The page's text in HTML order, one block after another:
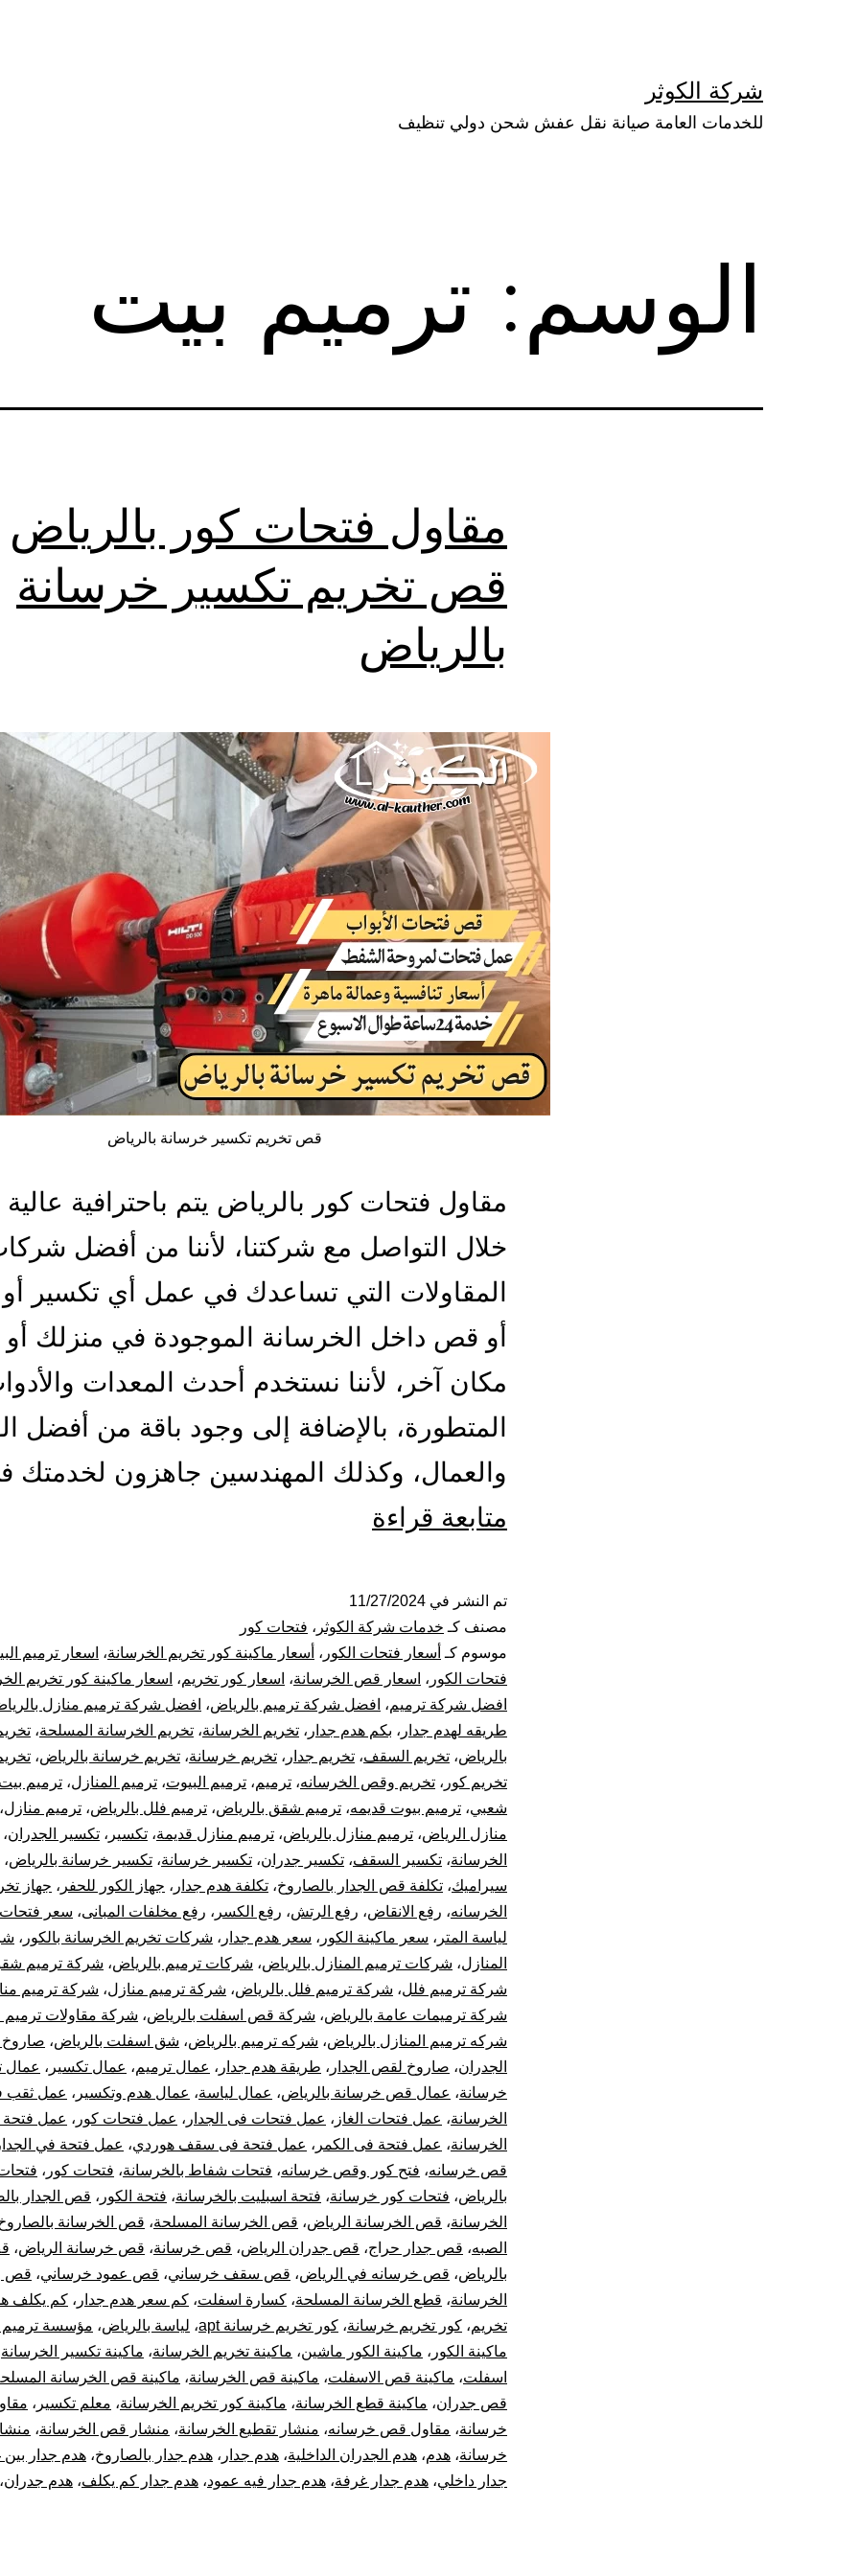
شركة الكوثر
للخدمات العامة صيانة نقل عفش شحن دولي تنظيف
الوسم: ترميم بيت
مقاول فتحات كور بالرياض
قص تخريم تكسير خرسانة
بالرياض
قص تخريم تكسير خرسانة بالرياض
مقاول فتحات كور بالرياض يتم باحترافية
خلال التواصل مع شركتنا، لأننا من أفضل
المقاولات التي تساعدك في عمل أي تكسير
أو قص داخل الخرسانة الموجودة في منزلك
مكان آخر، لأننا نستخدم أحدث المعدات
المتطورة، بالإضافة إلى وجود باقة من أفضل
والعمال، وكذلك المهندسين جاهزون
متابعة قراءة
كور
بالرياض
قص
تخريم
تكسير
خرسانة
بالرياض
تم النشر في 11/27/2024
مصنف كـ خدمات شركة الكوثر ، فتحات كور
موسوم كـ أسعار فتحات الكور ، أسعار ماكينة كور تخريم الخرسانة، اسعار ترميم
فتحات الكور ، اسعار قص الخرسانة، اسعار كور تخريم، اسعار ماكينة كور تخريم
افضل شركة ترميم، افضل شركة ترميم بالرياض، افضل شركة ترميم منازل
طريقه لهدم جدار ، بكم هدم جدار ، تخريم الخرسانة، تخريم الخرسانة المسلحة،
بالرياض، تخريم السقف، تخريم جدار ، تخريم خرسانة، تخريم خرسانة بالرياض،
تخريم كور ، تخريم وقص الخرسانه، ترميم، ترميم البيوت، ترميم المنازل، ترميم
شعبي، ترميم بيوت قديمه، ترميم شقق بالرياض، ترميم فلل بالرياض، ترميم منازل
منازل الرياض، ترميم منازل بالرياض، ترميم منازل قديمة، تكسير ، تكسير الجدران،
الخرسانة، تكسير السقف، تكسير جدران، تكسير خرسانة، تكسير خرسانة بالرياض،
سيراميك، تكلفة قص الجدار بالصاروخ، تكلفة هدم جدار ، جهاز الكور للحفر ، جهاز
الخرسانه، رفع الانقاض، رفع الرتش، رفع الكسر ، رفع مخلفات المبانى، سعر فتحات
لياسة المتر ، سعر ماكينة الكور ، سعر هدم جدار ، شركات تخريم الخرسانة بالكور ،
المنازل، شركات ترميم المنازل بالرياض، شركات ترميم بالرياض، شركة ترميم
شركة ترميم فلل، شركة ترميم فلل بالرياض، شركة ترميم منازل، شركة ترميم
شركة ترميمات عامة بالرياض، شركة قص اسفلت بالرياض، شركة مقاولات ترميم
شركه ترميم المنازل بالرياض، شركه ترميم بالرياض، شق اسفلت بالرياض،
الجدران، صاروخ لقص الجدار ، طريقة هدم جدار ، عمال ترميم، عمال تكسير ، عمال
خرسانة، عمال قص خرسانة بالرياض، عمال لياسة، عمال هدم وتكسير ، عمل ثقب
الخرسانة، عمل فتحات الغاز ، عمل فتحات فى الجدار ، عمل فتحات كور ، عمل
الخرسانة، عمل فتحة فى الكمر ، عمل فتحة فى سقف هوردي، عمل فتحة في
قص خرسانه، فتح كور وقص خرسانه، فتحات شفاط بالخرسانة، فتحات كور ،
بالرياض، فتحات كور خرسانة، فتحة اسبليت بالخرسانة، فتحة الكور ، قص الجدار
الخرسانة، قص الخرسانة الرياض، قص الخرسانة المسلحة، قص الخرسانة
الصبه، قص جدار حراج، قص جدران الرياض، قص خرسانة، قص خرسانة الرياض،
بالرياض، قص خرسانه في الرياض، قص سقف خرساني، قص عمود خرساني، قص
الخرسانة، قطع الخرسانة المسلحة، كسارة اسفلت، كم سعر هدم جدار ، كم يكلف
تخريم، كور تخريم خرسانة، كور تخريم خرسانة apt ، لياسة بالرياض، مؤسسة ترميم
ماكينة الكور ، ماكينة الكور ماشين، ماكينة تخريم الخرسانة، ماكينة تكسير الخرسانة
اسفلت، ماكينة قص الاسفلت، ماكينة قص الخرسانة، ماكينة قص الخرسانة
قص جدران، ماكينة قطع الخرسانة، ماكينة كور تخريم الخرسانة، معلم تكسير ،
خرسانة، مقاول قص خرسانه، منشار تقطيع الخرسانة، منشار قص الخرسانة،
خرسانة، هدم، هدم الجدران الداخلية، هدم جدار ، هدم جدار بالصاروخ، هدم جدار بين
جدار داخلي، هدم جدار غرفة، هدم جدار فيه عمود، هدم جدار كم يكلف، هدم جدران